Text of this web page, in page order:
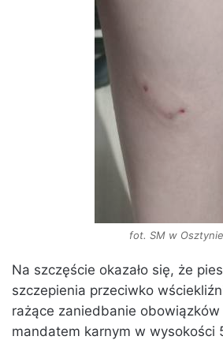
fot. SM w Osztynie
Na szczęście okazało się, że
szczepienia przeciwko
rażące zaniedbanie obowiązków
mandatem karnym w wysokości